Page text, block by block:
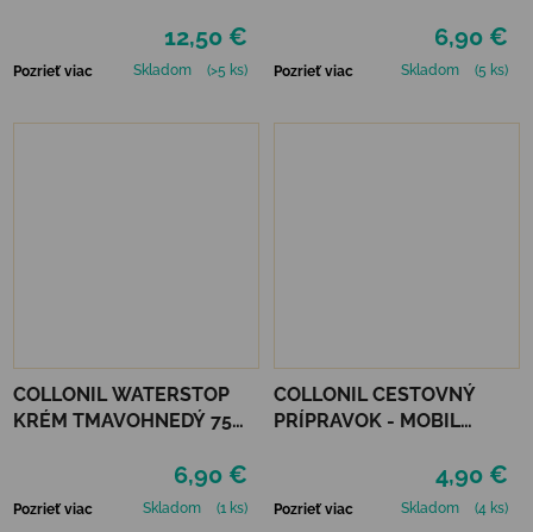
12,50 €
Pozrieť viac Skladom (>5 ks)
6,90 €
Pozrieť viac Skladom (5 ks)
COLLONIL WATERSTOP
KRÉM TMAVOHNEDÝ 75
6,90 €
Pozrieť viac Skladom (1 ks)
COLLONIL CESTOVNÝ
PRÍPRAVOK - MOBIL
4,90 €
Pozrieť viac Skladom (4 ks)